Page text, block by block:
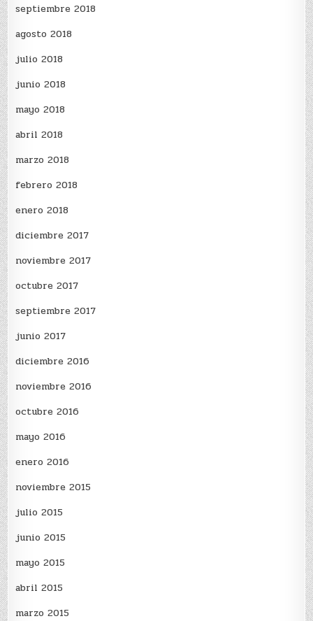
septiembre 2018
agosto 2018
julio 2018
junio 2018
mayo 2018
abril 2018
marzo 2018
febrero 2018
enero 2018
diciembre 2017
noviembre 2017
octubre 2017
septiembre 2017
junio 2017
diciembre 2016
noviembre 2016
octubre 2016
mayo 2016
enero 2016
noviembre 2015
julio 2015
junio 2015
mayo 2015
abril 2015
marzo 2015